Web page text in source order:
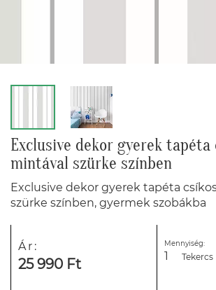
Exclusive dekor gyerek tapéta
mintával szürke színben
Exclusive dekor gyerek tapéta
szürke színben, gyermek szobákba
Ár:
25 990 Ft
Mennyiség:
Tekercs